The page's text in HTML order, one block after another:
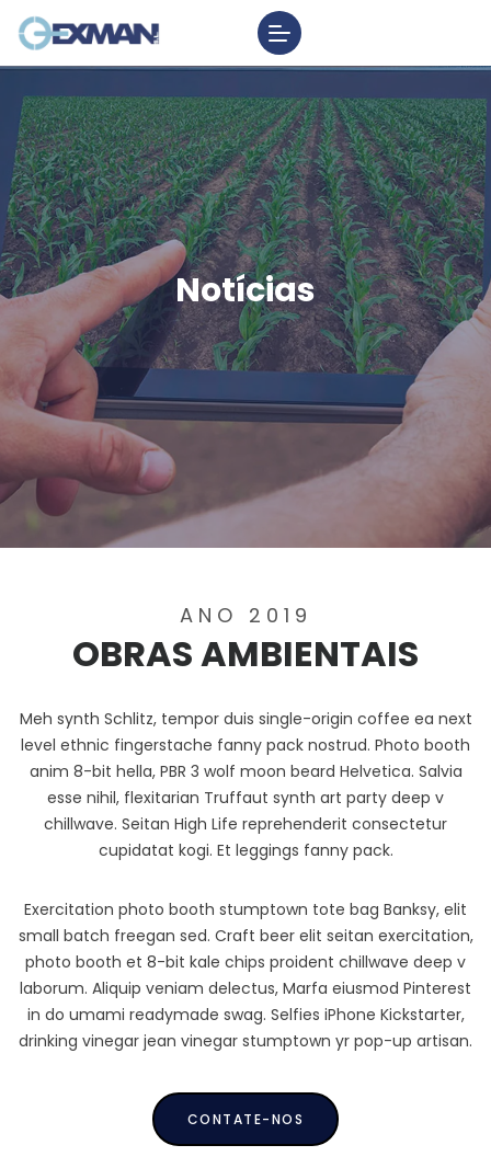
Notícias
ANO 2019
OBRAS AMBIENTAIS
Meh synth Schlitz, tempor duis single-origin coffee ea next
level ethnic fingerstache fanny pack nostrud. Photo booth
anim 8-bit hella, PBR 3 wolf moon beard Helvetica. Salvia
esse nihil, flexitarian Truffaut synth art party deep v
chillwave. Seitan High Life reprehenderit consectetur
cupidatat kogi. Et leggings fanny pack.
Exercitation photo booth stumptown tote bag Banksy, elit
small batch freegan sed. Craft beer elit seitan exercitation,
photo booth et 8-bit kale chips proident chillwave deep v
laborum. Aliquip veniam delectus, Marfa eiusmod Pinterest
in do umami readymade swag. Selfies iPhone Kickstarter,
drinking vinegar jean vinegar stumptown yr pop-up artisan.
CONTATE-NOS